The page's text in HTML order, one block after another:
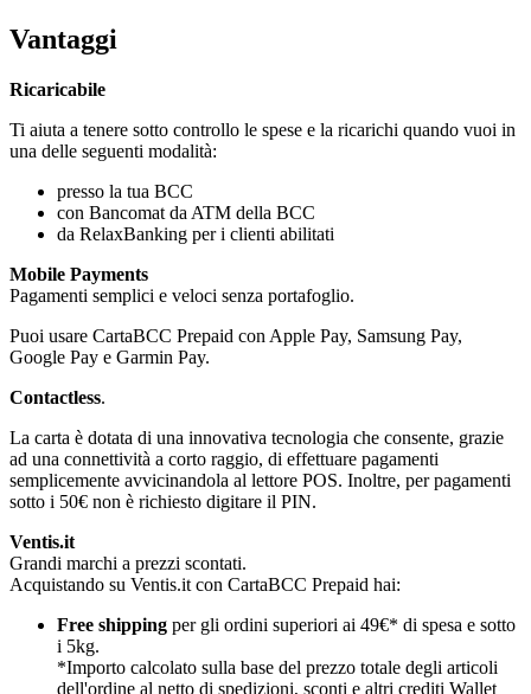
Vantaggi
Ricaricabile
Ti aiuta a tenere sotto controllo le spese e la ricarichi quando vuoi in
una delle seguenti modalità:
presso la tua BCC
con Bancomat da ATM della BCC
da RelaxBanking per i clienti abilitati
Mobile Payments
Pagamenti semplici e veloci senza portafoglio.
Puoi usare CartaBCC Prepaid con Apple Pay, Samsung Pay,
Google Pay e Garmin Pay.
Contactless.
La carta è dotata di una innovativa tecnologia che consente, grazie
ad una connettività a corto raggio, di effettuare pagamenti
semplicemente avvicinandola al lettore POS. Inoltre, per pagamenti
sotto i 50€ non è richiesto digitare il PIN.
Ventis.it
Grandi marchi a prezzi scontati.
Acquistando su Ventis.it con CartaBCC Prepaid hai:
Free shipping per gli ordini superiori ai 49€* di spesa e sotto
i 5kg.
*Importo calcolato sulla base del prezzo totale degli articoli
dell'ordine al netto di spedizioni, sconti e altri crediti Wallet